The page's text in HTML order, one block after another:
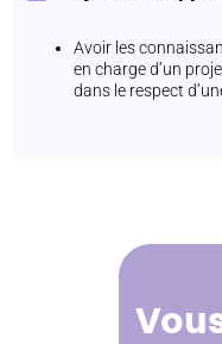
Avoir les
en charge d’un
dans le respect